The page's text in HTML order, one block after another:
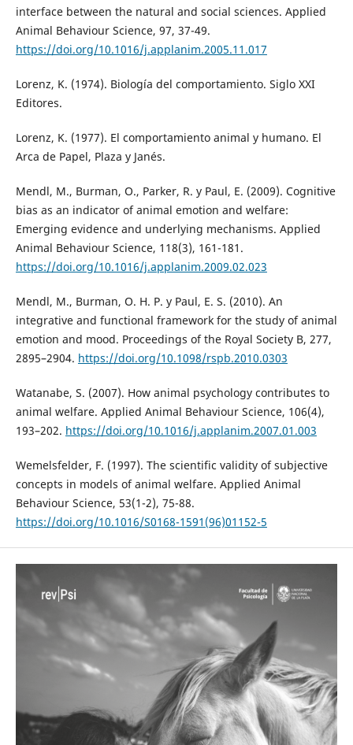
interface between the natural and social sciences. Applied
Animal Behaviour Science, 97, 37-49.
https://doi.org/10.1016/j.applanim.2005.11.017
Lorenz, K. (1974). Biología del comportamiento. Siglo XXI
Editores.
Lorenz, K. (1977). El comportamiento animal y humano. El
Arca de Papel, Plaza y Janés.
Mendl, M., Burman, O., Parker, R. y Paul, E. (2009). Cognitive
bias as an indicator of animal emotion and welfare:
Emerging evidence and underlying mechanisms. Applied
Animal Behaviour Science, 118(3), 161-181.
https://doi.org/10.1016/j.applanim.2009.02.023
Mendl, M., Burman, O. H. P. y Paul, E. S. (2010). An
integrative and functional framework for the study of animal
emotion and mood. Proceedings of the Royal Society B, 277,
2895–2904. https://doi.org/10.1098/rspb.2010.0303
Watanabe, S. (2007). How animal psychology contributes to
animal welfare. Applied Animal Behaviour Science, 106(4),
193–202. https://doi.org/10.1016/j.applanim.2007.01.003
Wemelsfelder, F. (1997). The scientific validity of subjective
concepts in models of animal welfare. Applied Animal
Behaviour Science, 53(1-2), 75-88.
https://doi.org/10.1016/S0168-1591(96)01152-5